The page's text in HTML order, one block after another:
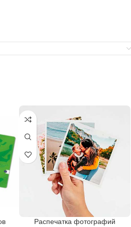
Распечатка фотографий